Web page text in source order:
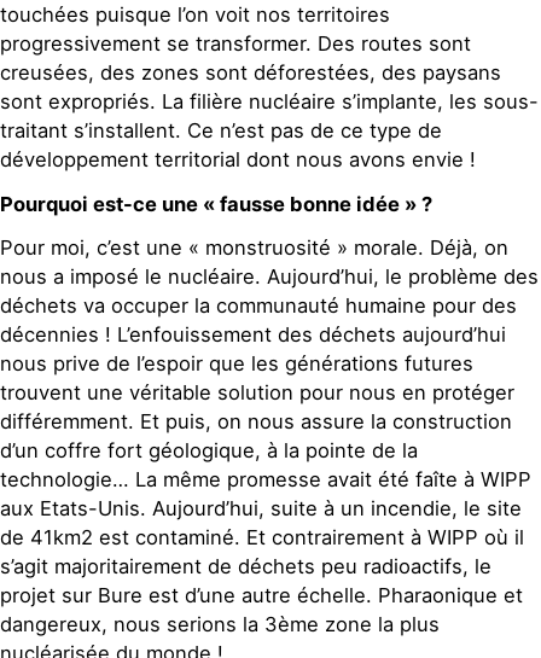
touchées puisque l’on voit nos territoires
progressivement se transformer. Des routes sont
creusées, des zones sont déforestées, des paysans
sont expropriés. La filière nucléaire s’implante, les sous-
traitant s’installent. Ce n’est pas de ce type de
développement territorial dont nous avons envie !
Pourquoi est-ce une « fausse bonne idée » ?
Pour moi, c’est une « monstruosité » morale. Déjà, on
nous a imposé le nucléaire. Aujourd’hui, le problème des
déchets va occuper la communauté humaine pour des
décennies ! L’enfouissement des déchets aujourd’hui
nous prive de l’espoir que les générations futures
trouvent une véritable solution pour nous en protéger
différemment. Et puis, on nous assure la construction
d’un coffre fort géologique, à la pointe de la
technologie… La même promesse avait été faîte à WIPP
aux Etats-Unis. Aujourd’hui, suite à un incendie, le site
de 41km2 est contaminé. Et contrairement à WIPP où il
s’agit majoritairement de déchets peu radioactifs, le
projet sur Bure est d’une autre échelle. Pharaonique et
dangereux, nous serions la 3ème zone la plus